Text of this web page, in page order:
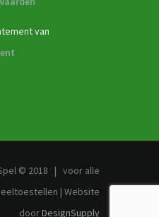
van
© 2018 | voor alle
| Website
doorDesignSupply